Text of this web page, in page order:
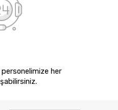
her